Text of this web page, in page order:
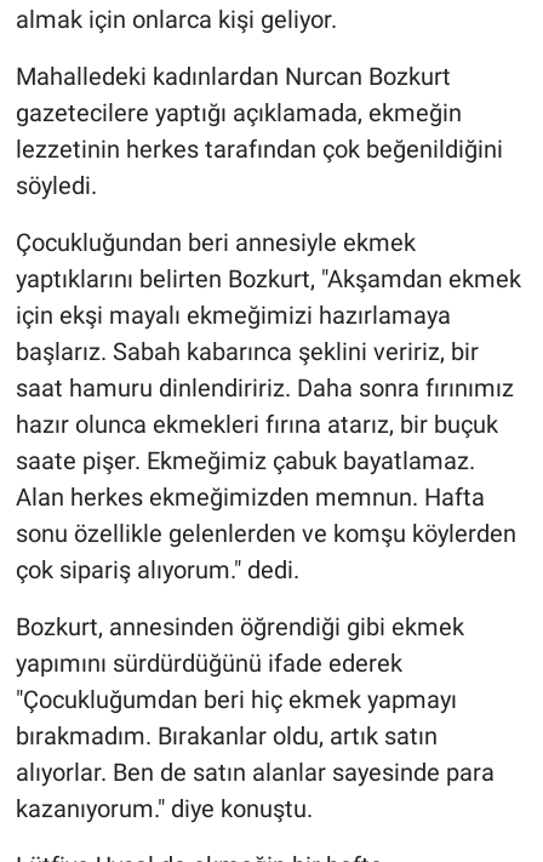
almak için onlarca kişi geliyor.
Mahalledeki kadınlardan Nurcan Bozkurt
gazetecilere yaptığı açıklamada, ekmeğin
lezzetinin herkes tarafından çok beğenildiğini
söyledi.
Çocukluğundan beri annesiyle ekmek
yaptıklarını belirten Bozkurt, "Akşamdan ekmek
için ekşi mayalı ekmeğimizi hazırlamaya
başlarız. Sabah kabarınca şeklini veririz, bir
saat hamuru dinlendiririz. Daha sonra fırınımız
hazır olunca ekmekleri fırına atarız, bir buçuk
saate pişer. Ekmeğimiz çabuk bayatlamaz.
Alan herkes ekmeğimizden memnun. Hafta
sonu özellikle gelenlerden ve komşu köylerden
çok sipariş alıyorum." dedi.
Bozkurt, annesinden öğrendiği gibi ekmek
yapımını sürdürdüğünü ifade ederek
"Çocukluğumdan beri hiç ekmek yapmayı
bırakmadım. Bırakanlar oldu, artık satın
alıyorlar. Ben de satın alanlar sayesinde para
kazanıyorum." diye konuştu.